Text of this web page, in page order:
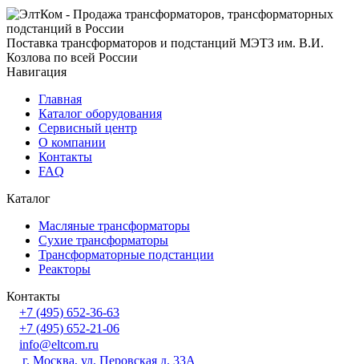
Поставка трансформаторов и подстанций МЭТЗ им. В.И.
Козлова по всей России
Навигация
Главная
Каталог оборудования
Сервисный центр
О компании
Контакты
FAQ
Каталог
Масляные трансформаторы
Сухие трансформаторы
Трансформаторные подстанции
Реакторы
Контакты
+7 (495) 652-36-63
+7 (495) 652-21-06
info@eltcom.ru
г. Москва, ул. Перовская д. 33А